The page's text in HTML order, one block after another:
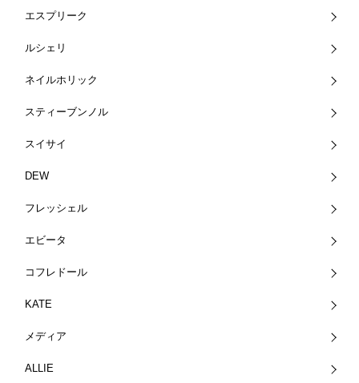
エスプリーク
ルシェリ
ネイルホリック
スティーブンノル
スイサイ
DEW
フレッシェル
エビータ
コフレドール
KATE
メディア
ALLIE